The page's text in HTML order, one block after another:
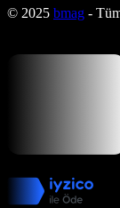
© 2025 bmag -